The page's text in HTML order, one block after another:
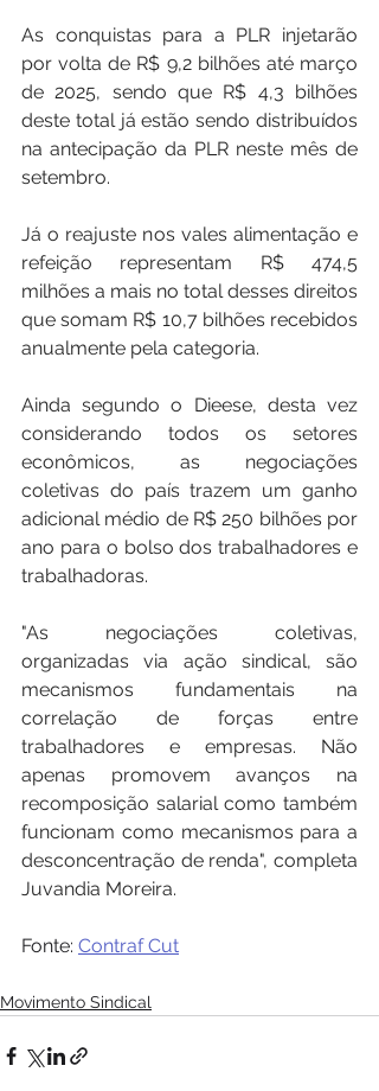
As conquistas para a PLR injetarão
por volta de R$ 9,2 bilhões até março
de 2025, sendo que R$ 4,3 bilhões
deste total já estão sendo distribuídos
na antecipação da PLR neste mês de
setembro.
Já o reajuste nos vales alimentação e
refeição representam R$ 474,5
milhões a mais no total desses direitos
que somam R$ 10,7 bilhões recebidos
anualmente pela categoria.
Ainda segundo o Dieese, desta vez
considerando todos os setores
econômicos, as negociações
coletivas do país trazem um ganho
adicional médio de R$ 250 bilhões por
ano para o bolso dos trabalhadores e
trabalhadoras.
"As negociações coletivas,
organizadas via ação sindical, são
mecanismos fundamentais na
correlação de forças entre
trabalhadores e empresas. Não
apenas promovem avanços na
recomposição salarial como também
funcionam como mecanismos para a
desconcentração de renda", completa
Juvandia Moreira.
Fonte: Contraf Cut
Movimento Sindical